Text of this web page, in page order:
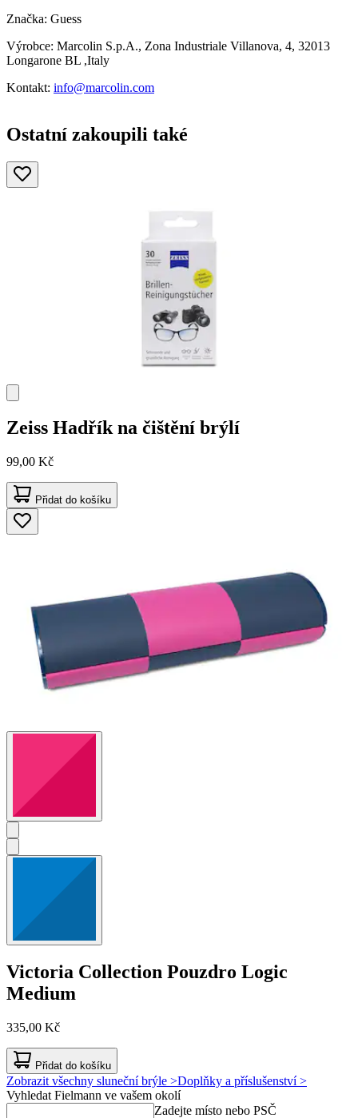
Značka: Guess
Výrobce: Marcolin S.p.A., Zona Industriale Villanova, 4, 32013
Longarone BL ,Italy
Kontakt: info@marcolin.com
Ostatní zakoupili také
Zeiss Hadřík na čištění brýlí
99,00 Kč
Přidat do košíku
Victoria Collection Pouzdro Logic
Medium
335,00 Kč
Přidat do košíku
Zobrazit všechny sluneční brýle >Doplňky a příslušenství >
Vyhledat Fielmann ve vašem okolí
Zadejte místo nebo PSČ